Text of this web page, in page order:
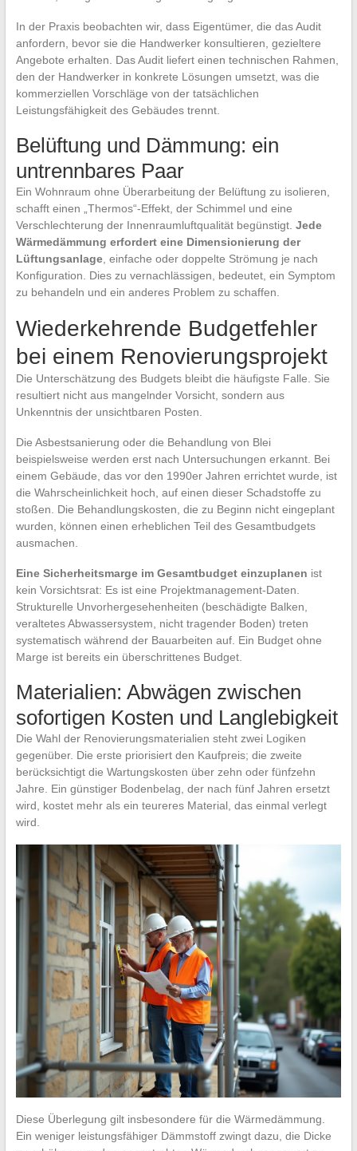
In der Praxis beobachten wir, dass Eigentümer, die das Audit
anfordern, bevor sie die Handwerker konsultieren, gezieltere
Angebote erhalten. Das Audit liefert einen technischen Rahmen,
den der Handwerker in konkrete Lösungen umsetzt, was die
kommerziellen Vorschläge von der tatsächlichen
Leistungsfähigkeit des Gebäudes trennt.
Belüftung und Dämmung: ein
untrennbares Paar
Ein Wohnraum ohne Überarbeitung der Belüftung zu isolieren,
schafft einen „Thermos“-Effekt, der Schimmel und eine
Verschlechterung der Innenraumluftqualität begünstigt. Jede
Wärmedämmung erfordert eine Dimensionierung der
Lüftungsanlage, einfache oder doppelte Strömung je nach
Konfiguration. Dies zu vernachlässigen, bedeutet, ein Symptom
zu behandeln und ein anderes Problem zu schaffen.
Wiederkehrende Budgetfehler
bei einem Renovierungsprojekt
Die Unterschätzung des Budgets bleibt die häufigste Falle. Sie
resultiert nicht aus mangelnder Vorsicht, sondern aus
Unkenntnis der unsichtbaren Posten.
Die Asbestsanierung oder die Behandlung von Blei
beispielsweise werden erst nach Untersuchungen erkannt. Bei
einem Gebäude, das vor den 1990er Jahren errichtet wurde, ist
die Wahrscheinlichkeit hoch, auf einen dieser Schadstoffe zu
stoßen. Die Behandlungskosten, die zu Beginn nicht eingeplant
wurden, können einen erheblichen Teil des Gesamtbudgets
ausmachen.
Eine Sicherheitsmarge im Gesamtbudget einzuplanen ist
kein Vorsichtsrat: Es ist eine Projektmanagement-Daten.
Strukturelle Unvorhergesehenheiten (beschädigte Balken,
veraltetes Abwassersystem, nicht tragender Boden) treten
systematisch während der Bauarbeiten auf. Ein Budget ohne
Marge ist bereits ein überschrittenes Budget.
Materialien: Abwägen zwischen
sofortigen Kosten und Langlebigkeit
Die Wahl der Renovierungsmaterialien steht zwei Logiken
gegenüber. Die erste priorisiert den Kaufpreis; die zweite
berücksichtigt die Wartungskosten über zehn oder fünfzehn
Jahre. Ein günstiger Bodenbelag, der nach fünf Jahren ersetzt
wird, kostet mehr als ein teureres Material, das einmal verlegt
wird.
Diese Überlegung gilt insbesondere für die Wärmedämmung.
Ein weniger leistungsfähiger Dämmstoff zwingt dazu, die Dicke